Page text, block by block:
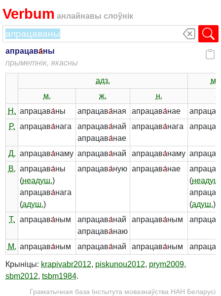
Verbum анлайнавы слоўнік
апрацава́ны
прыметнік, якасны
адз.
м.
ж. н.
-
Н. апрацава́ны апрацава́ная апрацава́нае апрацав
Р.
апрацава́нага апрацава́най
апрацава́нае
апрацава́нага апрацав
Д. апрацава́наму апрацава́най апрацава́наму апрацав
В. апрацава́ны
(неадуш.)
апрацава́нага
(адуш.)
апрацава́ную апрацава́нае апрацав
(
апрацав
(адуш.)
Т.
апрацава́ным апрацава́най
апрацава́наю
апрацава́ным апрацав
М. апрацава́ным апрацава́най апрацава́ным апрацав
Крыніцы: krapivabr2012, piskunou2012, prym2009,
sbm2012, tsbm1984.
Граматычная база Інстытута мовазнаўства НАН Беларусі